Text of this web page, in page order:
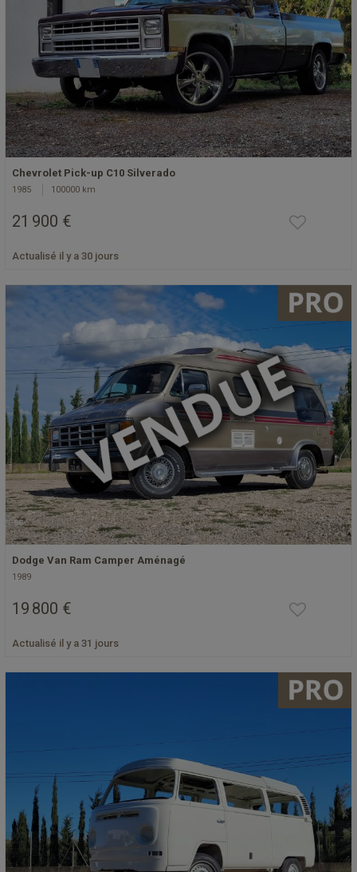
Chevrolet Pick-up C10 Silverado
1985 100000 km
21 900 €
Actualisé il y a 30 jours
Dodge Van Ram Camper Aménagé
1989
19 800 €
Actualisé il y a 31 jours